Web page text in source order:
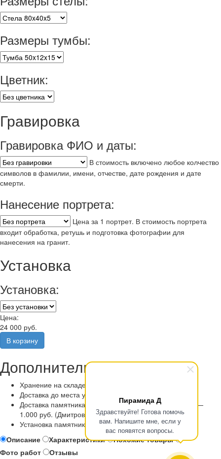
Пирамида Д
Здравствуйте! Готова помочь
вам. Напишите мне, если у
вас появятся вопросы.
Размеры тумбы:
Цветник:
Гравировка
Гравировка ФИО и даты:
В стоимость включено любое колчество
символов в фамилии, имени, отчестве, дате рождения и дате
смерти.
Нанесение портрета:
Цена за 1 портрет. В стоимость портрета
входит обработка, ретушь и подготовка фотографии для
нанесения на гранит.
Установка
Установка:
Цена:
24 000 руб.
Дополнительные услуги
Хранение на складе
Доставка до места установки
Доставка памятника по Москве и Московской области —
1.000 руб. (Дмитровский район бесплатно)
Установка памятника
Описание
Характеристики
Похожие товары
Фото работ
Отзывы